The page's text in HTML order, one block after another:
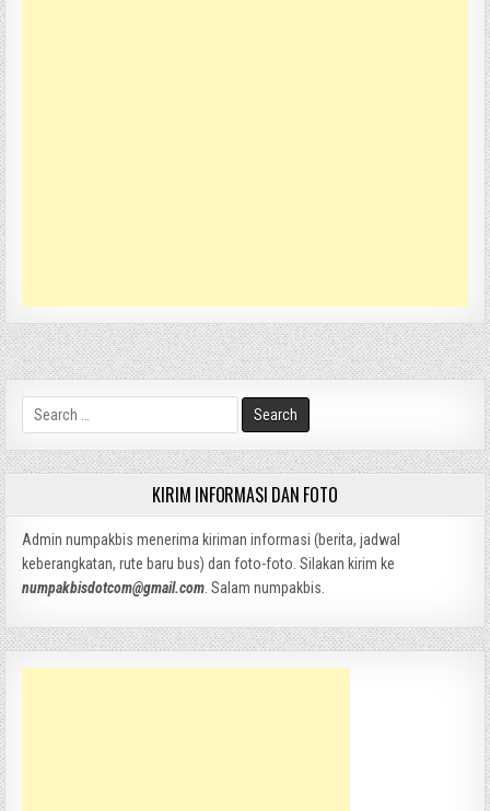
Search
for:
KIRIM INFORMASI DAN FOTO
Admin numpakbis menerima kiriman informasi (berita, jadwal
keberangkatan, rute baru bus) dan foto-foto. Silakan kirim ke
numpakbisdotcom@gmail.com. Salam numpakbis.